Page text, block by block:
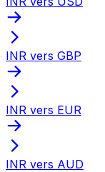
INR vers GBP
INR vers EUR
INR vers AUD